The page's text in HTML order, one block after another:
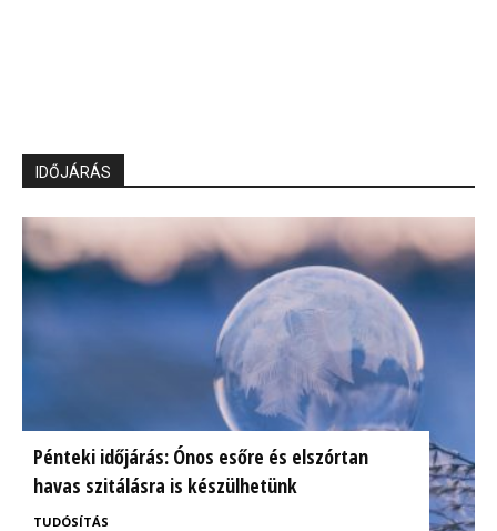
IDŐJÁRÁS
Pénteki időjárás: Ónos esőre és elszórtan
havas szitálásra is készülhetünk
TUDÓSÍTÁS